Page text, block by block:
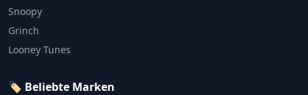
Snoopy
Grinch
Looney Tunes
🏷️ Beliebte Marken